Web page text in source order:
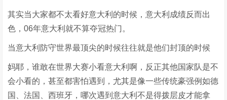
其实当大家都不太看好意大利的时候，意大利成绩反而出
色，06年意大利就不算夺冠热门。
当意大利防守世界最顶尖的时候往往就是他们封顶的时候
妈耶，谁敢在世界大赛小看意大利啊，反正其他国家队是不
会小看的，甚至都害怕遇到，尤其是像一些传统豪强例如德
国、法国、西班牙，哪次遇到意大利不是得拨层皮才能拿